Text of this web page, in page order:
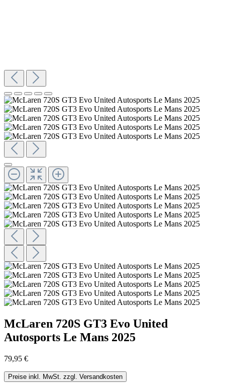
McLaren 720S GT3 Evo United
Autosports Le Mans 2025
79,95 €
Preise inkl. MwSt. zzgl. Versandkosten